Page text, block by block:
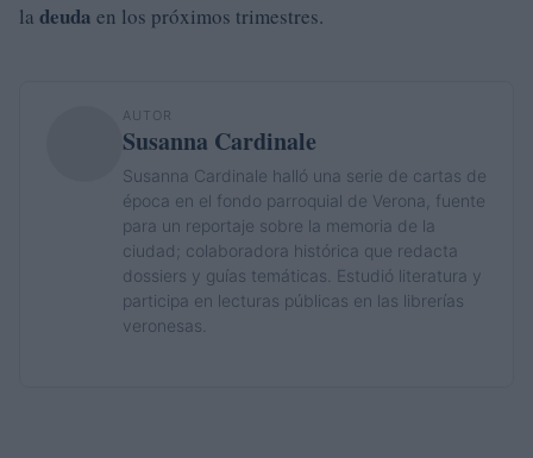
la deuda en los próximos trimestres.
AUTOR
Susanna Cardinale
Susanna Cardinale halló una serie de cartas de
época en el fondo parroquial de Verona, fuente
para un reportaje sobre la memoria de la
ciudad; colaboradora histórica que redacta
dossiers y guías temáticas. Estudió literatura y
participa en lecturas públicas en las librerías
veronesas.